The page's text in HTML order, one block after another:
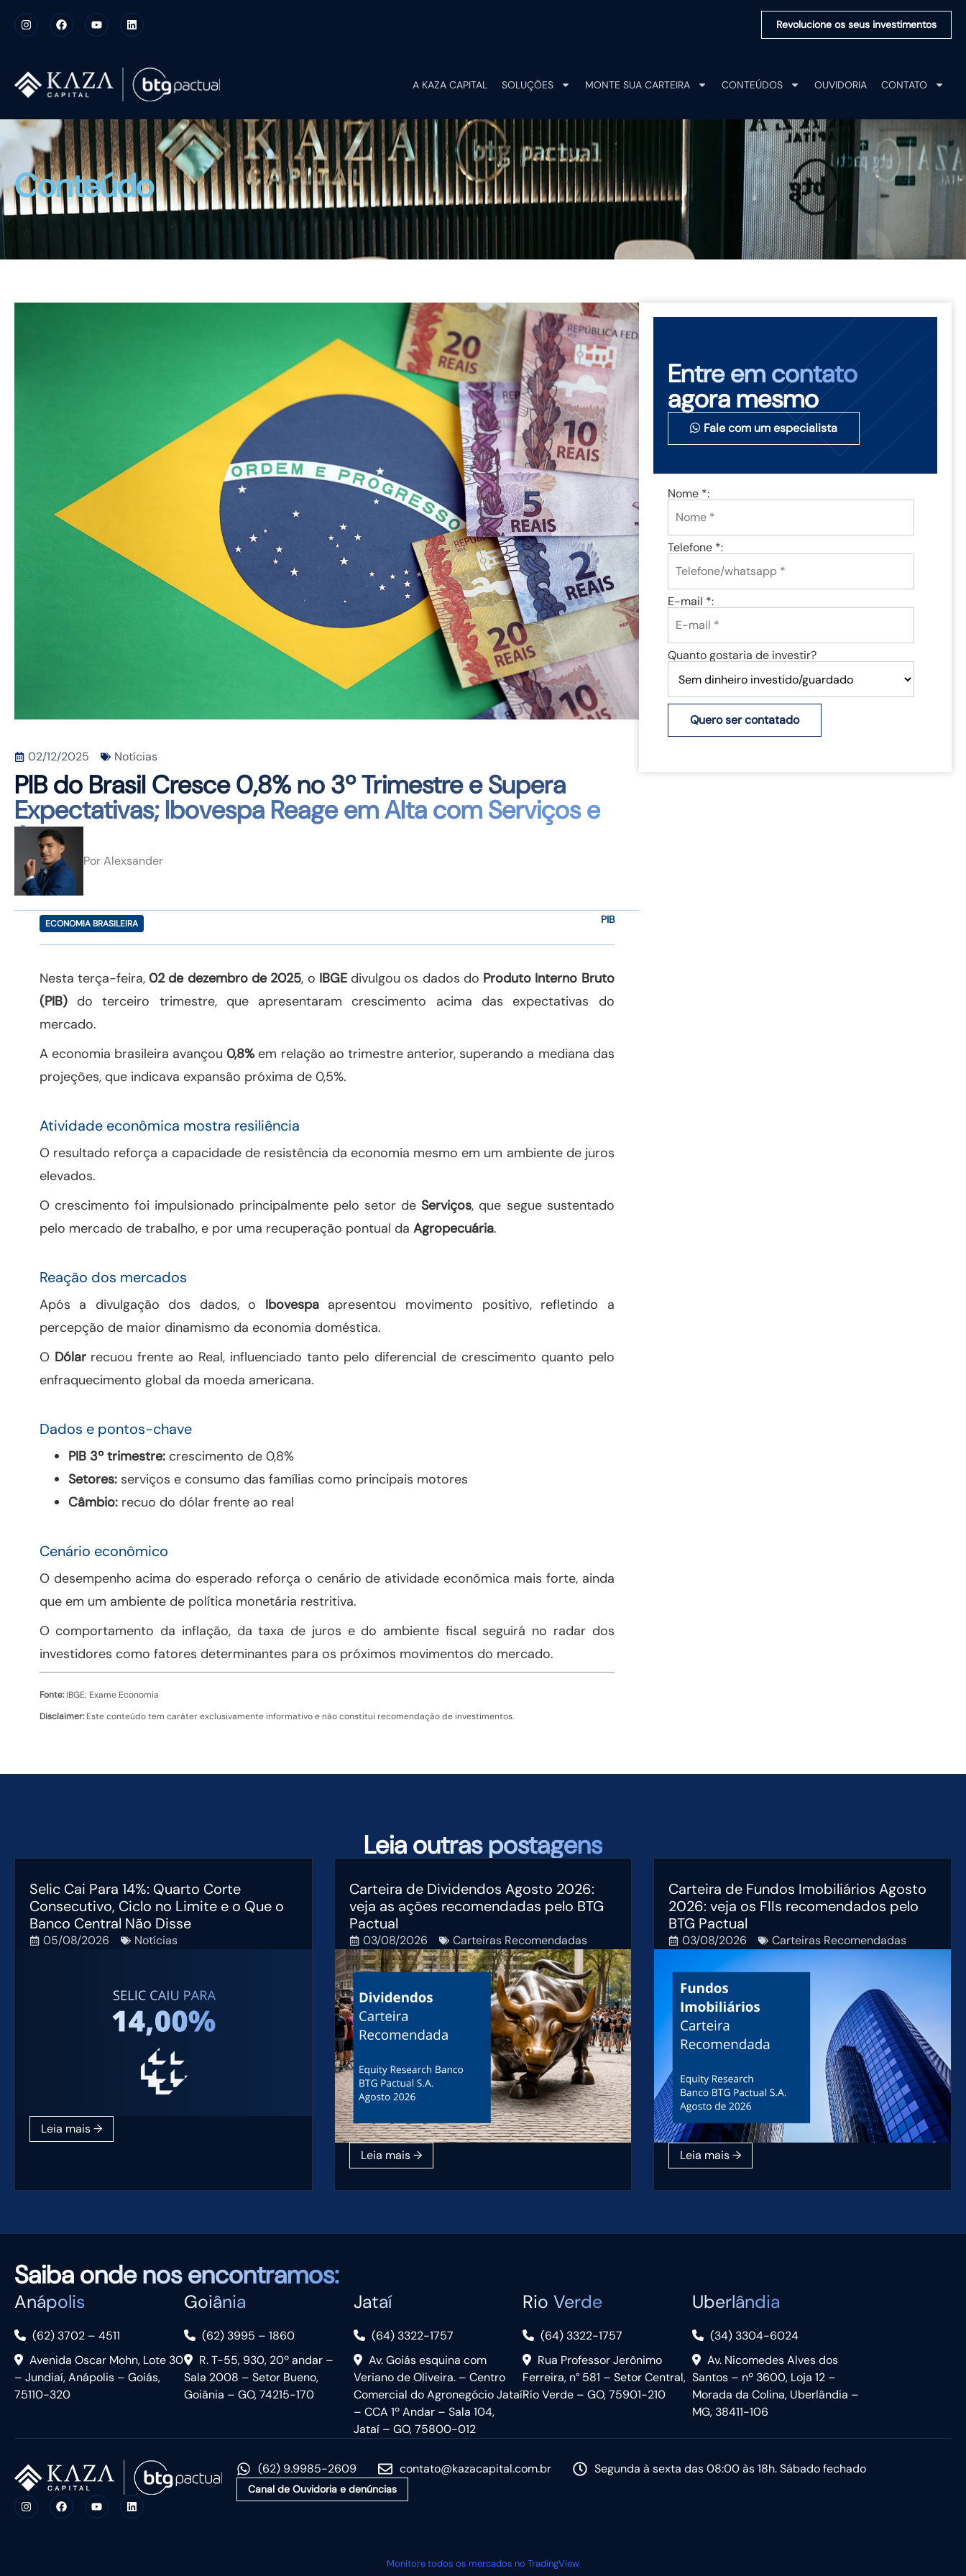
Revolucione os seus investimentos
A KAZA CAPITAL SOLUÇÕES MONTE SUA CARTEIRA CONTEÚDOS OUVIDORIA CONTATO
Conteúdo
02/12/2025 Notícias
PIB do Brasil Cresce 0,8% no 3º Trimestre e Supera
Expectativas; Ibovespa Reage em Alta com Serviços e
Agro
PorAlexsander
ECONOMIA BRASILEIRA PIB
Nesta terça-feira,02 de dezembro de 2025, o IBGEdivulgou os dados do Produto Interno Bruto
(PIB)do terceiro trimestre, que apresentaram crescimento acima das expectativas do
mercado.
A economia brasileira avançou0,8% em relação ao trimestre anterior, superando a mediana das
projeções, que indicava expansão próxima de 0,5%.
Atividade econômica mostra resiliência
O resultado reforça a capacidade de resistência da economia mesmo em um ambiente de juros
elevados.
O crescimento foi impulsionado principalmente pelo setor de Serviços, que segue sustentado
pelo mercado de trabalho, e por uma recuperação pontual da Agropecuária.
Reação dos mercados
Após a divulgação dos dados, o Ibovespaapresentou movimento positivo, refletindo a
percepção de maior dinamismo da economia doméstica.
O Dólarrecuou frente ao Real, influenciado tanto pelo diferencial de crescimento quanto pelo
enfraquecimento global da moeda americana.
Dados e pontos-chave
PIB 3º trimestre:crescimento de 0,8%
Setores:serviços e consumo das famílias como principais motores
Câmbio:recuo do dólar frente ao real
Cenário econômico
O desempenho acima do esperado reforça o cenário de atividade econômica mais forte, ainda
que em um ambiente de política monetária restritiva.
O comportamento da inflação, da taxa de juros e do ambiente fiscal seguirá no radar dos
investidores como fatores determinantes para os próximos movimentos do mercado.
Fonte:IBGE; Exame Economia
Disclaimer:Este conteúdo tem caráter exclusivamente informativo e não constitui recomendação de investimentos.
Entre em contato
agora mesmo
Fale com um especialista
Nome *:
Telefone *:
E-mail *:
Quanto gostaria de investir?
Quero ser contatado
Leiaoutras postagens
Selic Cai Para 14%: Quarto Corte
Consecutivo, Ciclo no Limite e o Que o
Banco Central Não Disse
05/08/2026 Notícias
Carteira de Dividendos Agosto 2026:
veja as ações recomendadas pelo BTG
Pactual
03/08/2026 Carteiras Recomendadas
Carteira de Fundos Imobiliários Agosto
2026: veja os FIIs recomendados pelo
BTG Pactual
03/08/2026 Carteiras Recomendadas
Saibaonde nos encontramos:
Anápolis
(62) 3702 – 4511
Avenida Oscar Mohn, Lote 30
– Jundiaí, Anápolis – Goiás,
75110-320
Goiânia
(62) 3995 – 1860
R. T-55, 930, 20º andar –
Sala 2008 – Setor Bueno,
Goiânia – GO, 74215-170
Jataí
(64) 3322-1757
Av. Goiás esquina com
Veriano de Oliveira. – Centro
Comercial do Agronegócio Jataí
– CCA 1º Andar – Sala 104,
Jataí – GO, 75800-012
Rio Verde
(64) 3322-1757
Rua Professor Jerônimo
Ferreira, n° 581 – Setor Central,
Río Verde – GO, 75901-210
Uberlândia
(34) 3304-6024
Av. Nicomedes Alves dos
Santos – nº 3600, Loja 12 –
Morada da Colina, Uberlândia –
MG, 38411-106
(62) 9.9985-2609 contato@kazacapital.com.br Segunda à sexta das 08:00 às 18h. Sábado fechado
Canal de Ouvidoria e denúncias
Monitore todos os mercados no TradingView